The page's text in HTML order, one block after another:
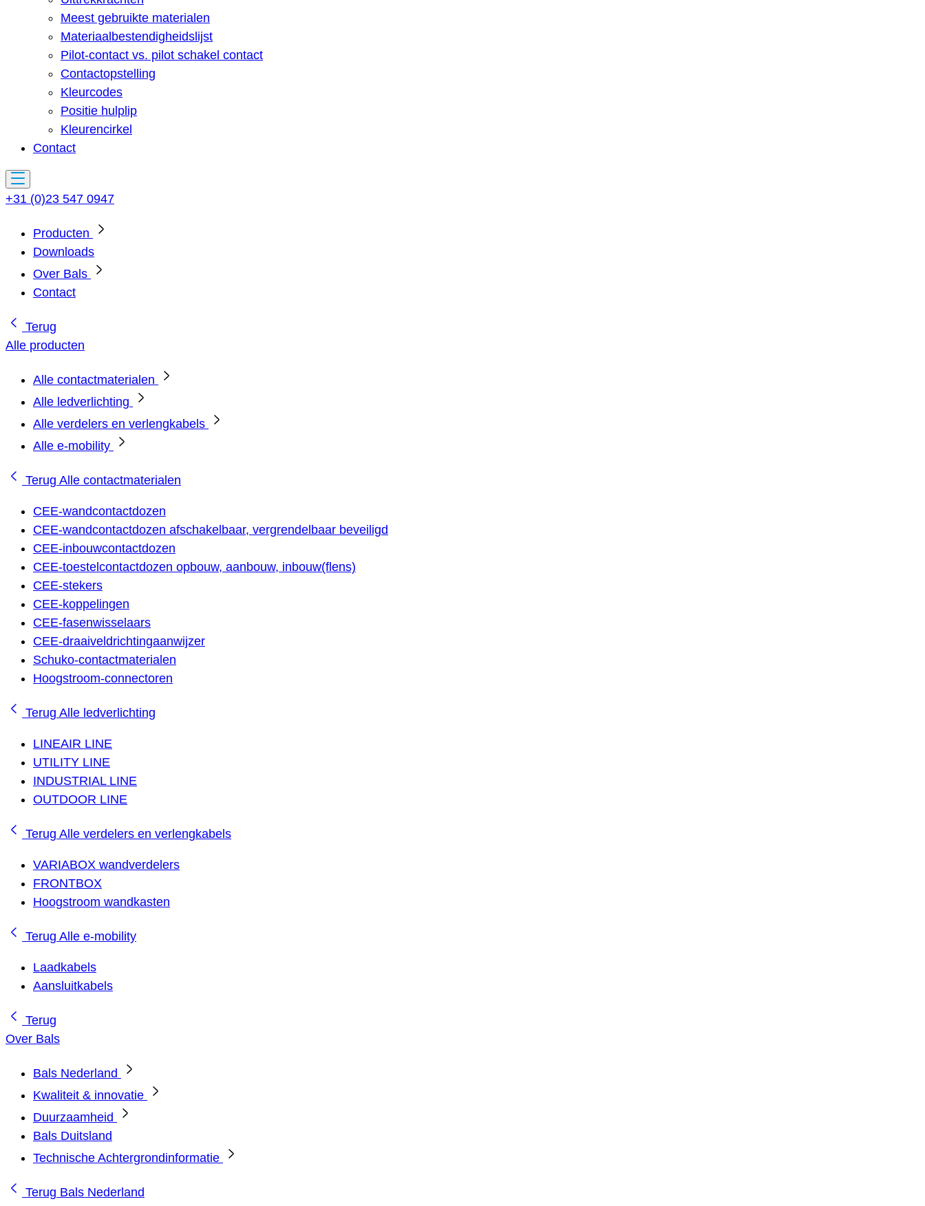
Meest gebruikte materialen
Materiaalbestendigheidslijst
Pilot-contact vs. pilot schakel contact
Contactopstelling
Kleurcodes
Positie hulplip
Kleurencirkel
Contact
+31 (0)23 547 0947
Producten
Downloads
Over Bals
Contact
Terug
Alle producten
Alle contactmaterialen
Alle ledverlichting
Alle verdelers en verlengkabels
Alle e-mobility
Terug Alle contactmaterialen
CEE-wandcontactdozen
CEE-wandcontactdozen afschakelbaar, vergrendelbaar beveiligd
CEE-inbouwcontactdozen
CEE-toestelcontactdozen opbouw, aanbouw, inbouw(flens)
CEE-stekers
CEE-koppelingen
CEE-fasenwisselaars
CEE-draaiveldrichtingaanwijzer
Schuko-contactmaterialen
Hoogstroom-connectoren
Terug Alle ledverlichting
LINEAIR LINE
UTILITY LINE
INDUSTRIAL LINE
OUTDOOR LINE
Terug Alle verdelers en verlengkabels
VARIABOX wandverdelers
FRONTBOX
Hoogstroom wandkasten
Terug Alle e-mobility
Laadkabels
Aansluitkabels
Terug
Over Bals
Bals Nederland
Kwaliteit & innovatie
Duurzaamheid
Bals Duitsland
Technische Achtergrondinformatie
Terug Bals Nederland